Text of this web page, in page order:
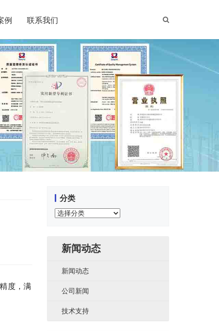
例 联系我们
度，满
分类
分
新闻动态
新闻动态
公司新闻
技术支持